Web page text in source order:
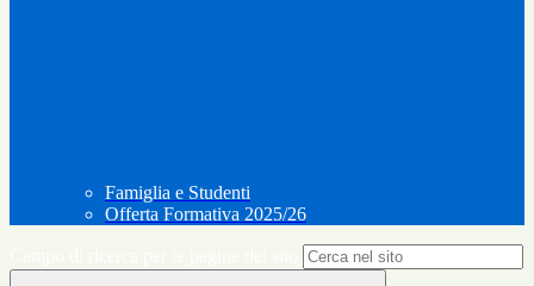
Famiglia e Studenti
Offerta Formativa 2025/26